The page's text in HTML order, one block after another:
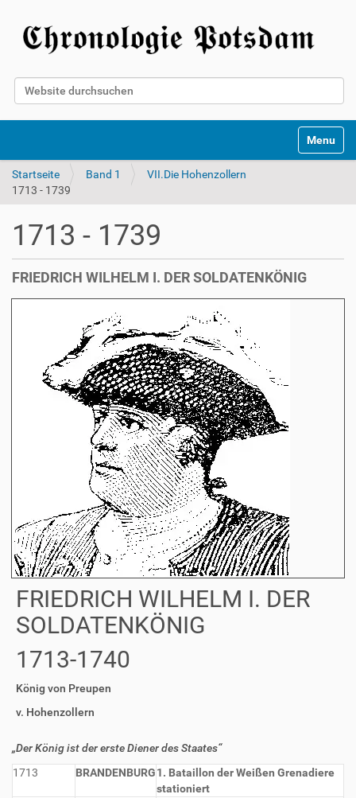
Website durchsuchen
Toggle
Startseite Band 1
VII.Die Hohenzollern
1713 - 1739
1713 - 1739
FRIEDRICH WILHELM I. DER SOLDATENKÖNIG
FRIEDRICH WILHELM I. DER
SOLDATENKÖNIG
1713-1740
König von Preupen
v. Hohenzollern
„Der König ist der erste Diener des Staates“
1713
BRANDENBURG1. Bataillon der Weißen Grenadiere
stationiert